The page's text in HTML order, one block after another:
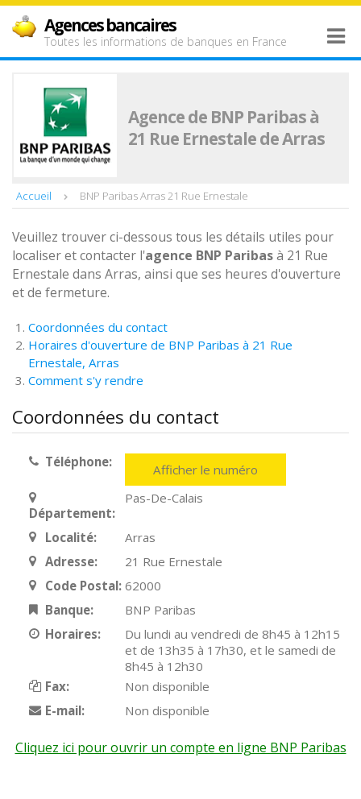
Agences bancaires
Toutes les informations de banques en France
Agence de BNP Paribas à
21 Rue Ernestale de Arras
Accueil BNP Paribas Arras 21 Rue Ernestale
Veuillez trouver ci-dessous tous les détails utiles pour
localiser et contacter l'agence BNP Paribasà 21 Rue
Ernestale dans Arras, ainsi que ses heures d'ouverture
et de fermeture.
Coordonnées du contact
Horaires d'ouverture de BNP Paribas à 21 Rue
Ernestale, Arras
Comment s'y rendre
Coordonnées du contact
Téléphone: Afficher le numéro
Département:
Pas-De-Calais
Localité:
Arras
Adresse:
21 Rue Ernestale
Code Postal: 62000
Banque:
BNP Paribas
Horaires:
Du lundi au vendredi de 8h45 à 12h15
et de 13h35 à 17h30, et le samedi de
8h45 à 12h30
Fax:
Non disponible
E-mail:
Non disponible
Cliquez ici pour ouvrir un compte en ligne BNP Paribas